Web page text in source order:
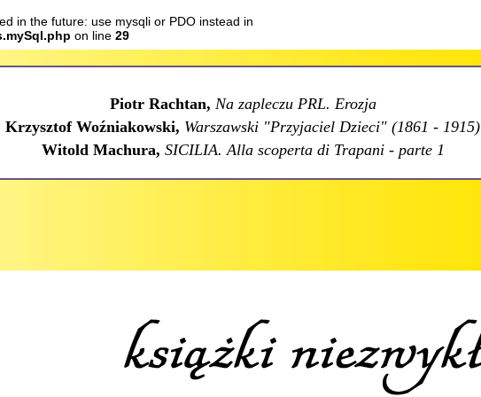
in the future: use mysqli or PDO instead in
on line 29
Piotr Rachtan, Na zapleczu PRL. Erozja
Krzysztof Woźniakowski, Warszawski "Przyjaciel Dzieci" (1861 - 1915)
Witold Machura, SICILIA. Alla scoperta di Trapani - parte 1